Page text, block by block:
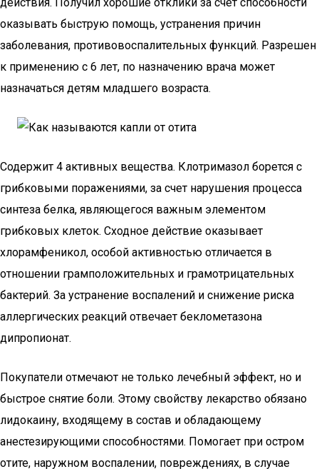
оказывать быструю помощь, устранения причин
заболевания, противовоспалительных функций. Разрешен
к применению с 6 лет, по назначению врача может
назначаться детям младшего возраста.
Содержит 4 активных вещества. Клотримазол борется с
грибковыми поражениями, за счет нарушения процесса
синтеза белка, являющегося важным элементом
грибковых клеток. Сходное действие оказывает
хлорамфеникол, особой активностью отличается в
отношении грамположительных и грамотрицательных
бактерий. За устранение воспалений и снижение риска
аллергических реакций отвечает беклометазона
дипропионат.
Покупатели отмечают не только лечебный эффект, но и
быстрое снятие боли. Этому свойству лекарство обязано
лидокаину, входящему в состав и обладающему
анестезирующими способностями. Помогает при остром
отите, наружном воспалении, повреждениях, в случае